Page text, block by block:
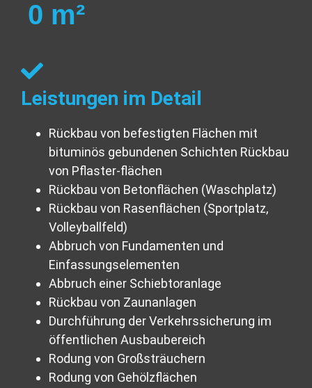
0 m²
Leistungen im Detail
Rückbau von befestigten Flächen mit
bituminös gebundenen Schichten Rückbau
von Pflaster-flächen
Rückbau von Betonflächen (Waschplatz)
Rückbau von Rasenflächen (Sportplatz,
Volleyballfeld)
Abbruch von Fundamenten und
Einfassungselementen
Abbruch einer Schiebtoranlage
Rückbau von Zaunanlagen
Durchführung der Verkehrssicherung im
öffentlichen Ausbaubereich
Rodung von Großsträuchern
Rodung von Gehölzflächen